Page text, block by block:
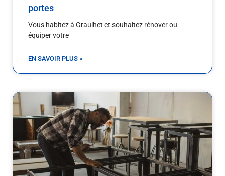
portes
Vous habitez à Graulhet et souhaitez rénover ou
équiper votre
EN SAVOIR PLUS »